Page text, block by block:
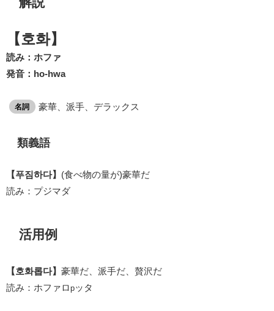
【호화】
読み：ホファ
発音：ho-hwa
名詞 豪華、派手、デラックス
類義語
【푸짐하다】 (食べ物の量が)豪華だ
読み：プジマダ
活用例
【호화롭다】 豪華だ、派手だ、贅沢だ
読み：ホファロpッタ